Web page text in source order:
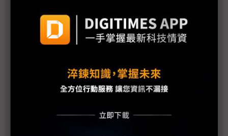
台系功率半導體2026雙引擎成長 HVDC新主流、安
世轉單效應加溫
IC載板、網通PCB續熱 材料與設備缺貨變成長阻力
評析：2026全球半導體挑戰1兆美元 電子業仍「上